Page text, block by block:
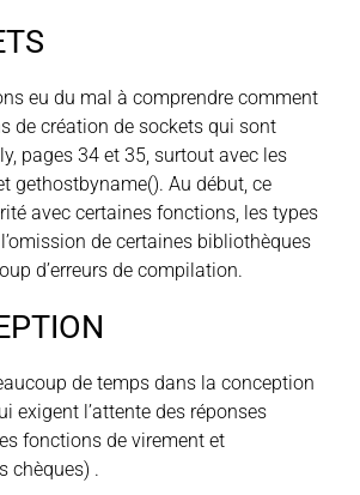
eu du mal à comprendre comment
de création de sockets qui sont
pages 34 et 35, surtout avec les
gethostbyname(). Au début, ce
avec certaines fonctions, les types
de certaines bibliothèques
d’erreurs de compilation.
de temps dans la conception
exigent l’attente des réponses
fonctions de virement et
chèques) .